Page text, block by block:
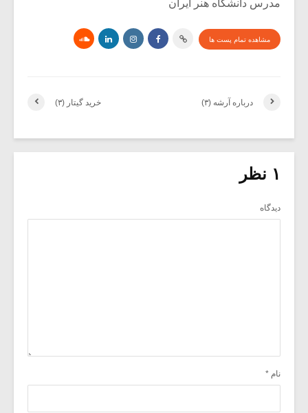
مدرس دانشگاه هنر ایران
مشاهده تمام پست ها
خرید گیتار (۳) درباره آرشه (۳)
۱ نظر
دیدگاه
نام *